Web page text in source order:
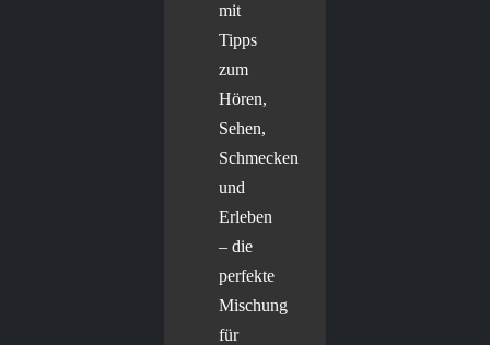
mit
Tipps
zum
Hören,
Sehen,
Schmecken
und
Erleben
– die
perfekte
Mischung
für